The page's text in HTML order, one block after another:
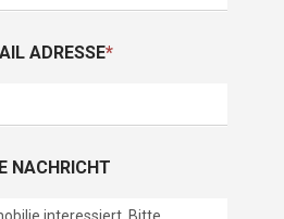
ADRESSE*
NACHRICHT